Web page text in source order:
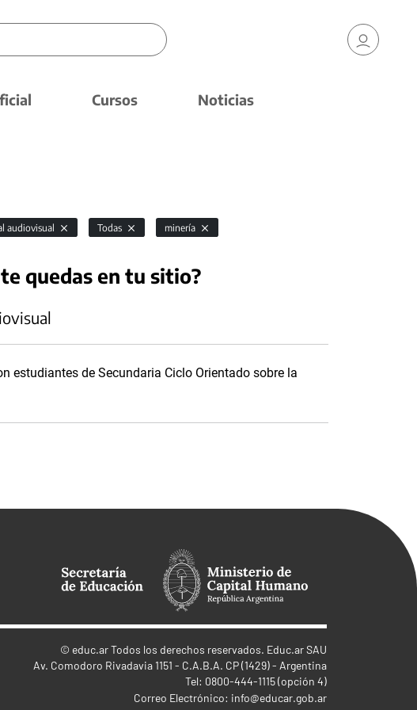
Cursos Noticias
audiovisual Todas minería
quedas en tu sitio?
estudiantes de Secundaria Ciclo Orientado sobre la
© educ.arTodos los derechos reservados. Educ.ar SAU
Av. Comodoro Rivadavia 1151 - C.A.B.A. CP (1429) - Argentina
Tel: 0800-444-1115 (opción 4)
Correo Electrónico: info@educar.gob.ar